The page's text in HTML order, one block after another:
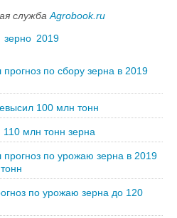
служба Agrobook.ru
зерно 2019
по сбору зерна в 2019
100 млн тонн
110 млн тонн зерна
прогноз по урожаю зерна в 2019
по урожаю зерна до 120